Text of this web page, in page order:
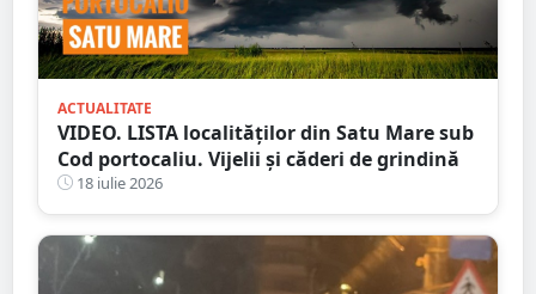
ACTUALITATE
VIDEO. LISTA localităților din Satu Mare sub
Cod portocaliu. Vijelii și căderi de grindină
18 iulie 2026